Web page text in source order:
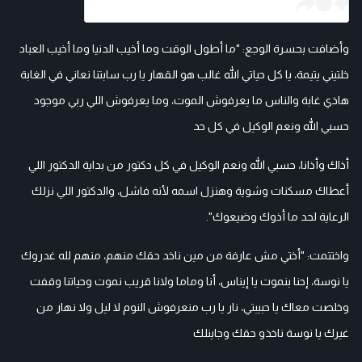
وأضافت بحسرة الوجع: "ما أطول الوقت وما أخيب الدنيا وما أخيب العباد
خلتيني يتيمة، يا كل حياتي الله غالب هو القهار يا رب سابتنا نعاني في الغابة
هاذي غابة والناس ما يعرفوش الموت، وما يعرفوش اللي ربي موجود
حسبي الله ونعم الوكيل في كل حد
أذاك وأذانا، حسبي الله ونعم الوكيل في كل دكتور من بداية الدكتور اللي
أعطاك مسكنات وشوية وهنزل اسمه لأنه فاشل، والدكتور اللي نزلك
الرعاية لحد ما أذوك وضيعوك".
واختتمت: "أختي مش عارفة من مين ناخد حقك منهم، منهم لله غدروك
يا نوسة، إحنا بنموت يا إيناس، أنا وماما ولانا قريب نموت وحياتنا وقفت
وخلصت معاك يا حبيبتي، نار يا رب منعرفوش النوم لا ليل ولا نهار من
غيرك يا نوسة ناخذو حقك وجاينلك